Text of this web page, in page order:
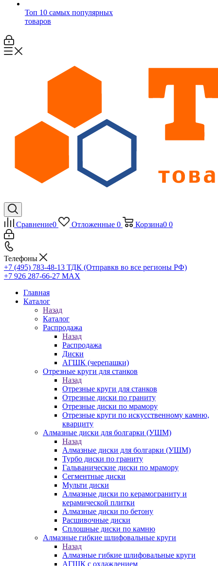
Топ 10 самых популярных
товаров
Сравнение0 Отложенные 0 Корзина0 0
Телефоны
+7 (495) 783-48-13 ТДК (Отправкв во все регионы РФ)
+7 926 287-66-27 МАХ
Главная
Каталог
Назад
Каталог
Распродажа
Назад
Распродажа
Диски
АГШК (черепашки)
Отрезные круги для станков
Назад
Отрезные круги для станков
Отрезные диски по граниту
Отрезные диски по мрамору
Отрезные круги по искусственному камню,
кварциту
Алмазные диски для болгарки (УШМ)
Назад
Алмазные диски для болгарки (УШМ)
Турбо диски по граниту
Гальванические диски по мрамору
Сегментные диски
Мульти диски
Алмазные диски по керамограниту и
керамической плитки
Алмазные диски по бетону
Расшивочные диски
Сплошные диски по камню
Алмазные гибкие шлифовальные круги
Назад
Алмазные гибкие шлифовальные круги
АГШК с охлаждением